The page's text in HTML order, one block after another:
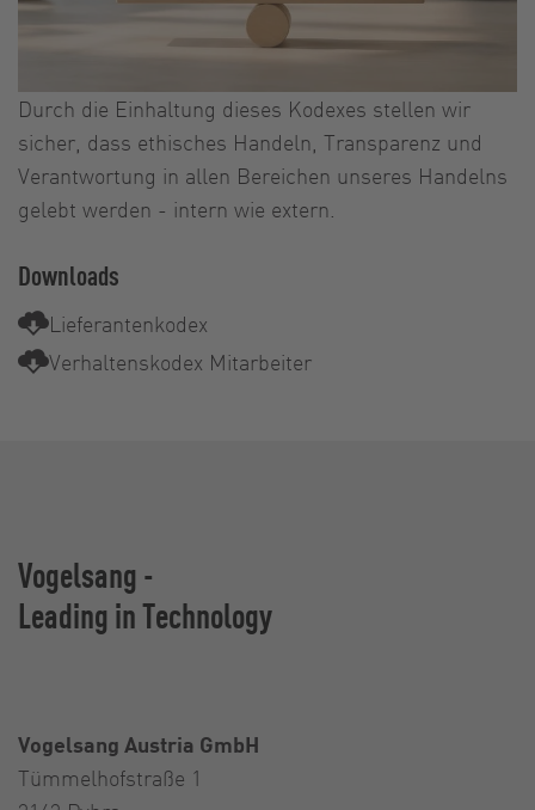
Durch die Einhaltung dieses Kodexes stellen wir
sicher, dass ethisches Handeln, Transparenz und
Verantwortung in allen Bereichen unseres Handelns
gelebt werden - intern wie extern.
Downloads
Lieferantenkodex
Verhaltenskodex Mitarbeiter
Vogelsang -
Leading in Technology
Vogelsang Austria GmbH
Tümmelhofstraße 1